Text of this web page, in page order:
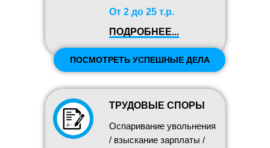
ТРУДОВЫЕ СПОРЫ
Оспаривание увольнения
/ взыскание зарплаты /
От 2 до 25 т.р.
ПОДРОБНЕЕ...
ПОСМОТРЕТЬ УСПЕШНЫЕ ДЕЛА